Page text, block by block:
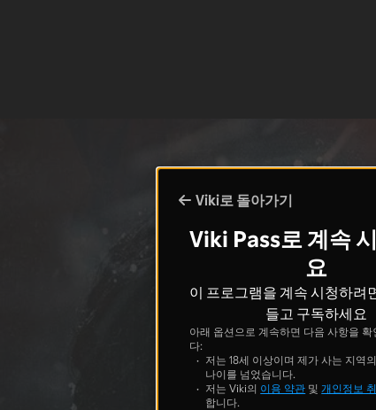
Viki로 돌아가기
Viki Pass로 계속
요
이 프로그램을 계속 시청하려
들고 구독하세요
아래 옵션으로 계속하면 다음 사항을 확
다:
저는 18세 이상이며 제가 사는 지역
나이를 넘었습니다.
저는 Viki의 이용 약관 및 개인정보
합니다.